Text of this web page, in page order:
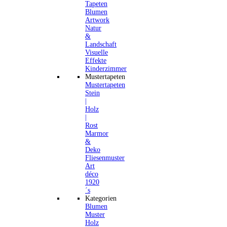
Tapeten
Blumen
Artwork
Natur
&
Landschaft
Visuelle
Effekte
Kinderzimmer
Mustertapeten
Mustertapeten
Stein
Holz
Rost
Marmor
&
Deko
Fliesenmuster
Art
déco
1920
´s
Kategorien
Blumen
Muster
Holz